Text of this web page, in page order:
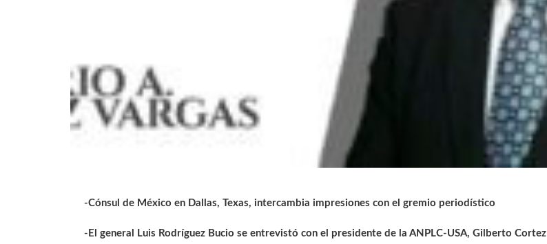
-Cónsul de México en Dallas, Texas, intercambia impresiones con el gremio periodístico
-El general Luis Rodríguez Bucio se entrevistó con el presidente de la ANPLC-USA, Gilberto Cortez